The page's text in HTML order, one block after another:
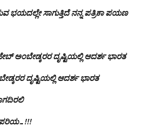
ಭಯದಲ್ಲೇ ಸಾಗುತ್ತಿದೆ ನನ್ನ ಪತ್ರಿಕಾ ಪಯಣ
ಅಂಬೇಡ್ಕರರ ದೃಷ್ಟಿಯಲ್ಲಿ ಆದರ್ಶ ಭಾರತ
ದೃಷ್ಟಿಯಲ್ಲಿ ಆದರ್ಶ ಭಾರತ
ಪರಿಯ…!!!